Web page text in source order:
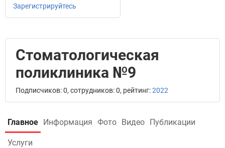
Зарегистрируйтесь
Стоматологическая
поликлиника №9
Подписчиков: 0, сотрудников: 0, рейтинг:2022
Главное Информация Фото Видео Публикации
Услуги